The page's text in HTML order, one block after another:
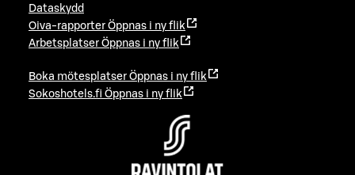
Dataskydd
Oiva-rapporter Öppnas i ny flik
Arbetsplatser Öppnas i ny flik
Boka mötesplatser Öppnas i ny flik
Sokoshotels.fi Öppnas i ny flik